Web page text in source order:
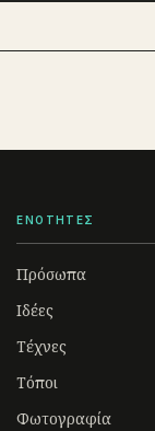
ΕΝΟΤΗΤΕΣ
Πρόσωπα
Ιδέες
Τέχνες
Τόποι
Φωτογραφία